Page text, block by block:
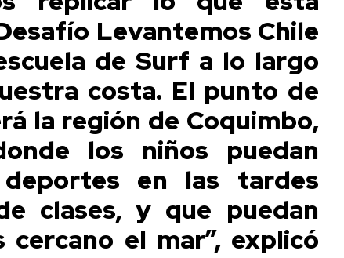
Levantemos Chile
de Surf a lo largo
costa. El punto de
la región de Coquimbo,
los niños puedan
en las tardes
clases, y que puedan
cercano el mar”, explicó